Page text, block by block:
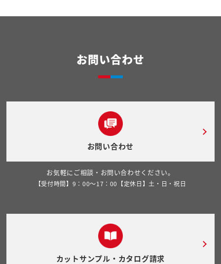
お問い合わせ
お問い合わせ
お気軽にご相談・お問い合わせください。
【受付時間】9：00～17：00【定休日】土・日・祝日
カットサンプル・カタログ請求